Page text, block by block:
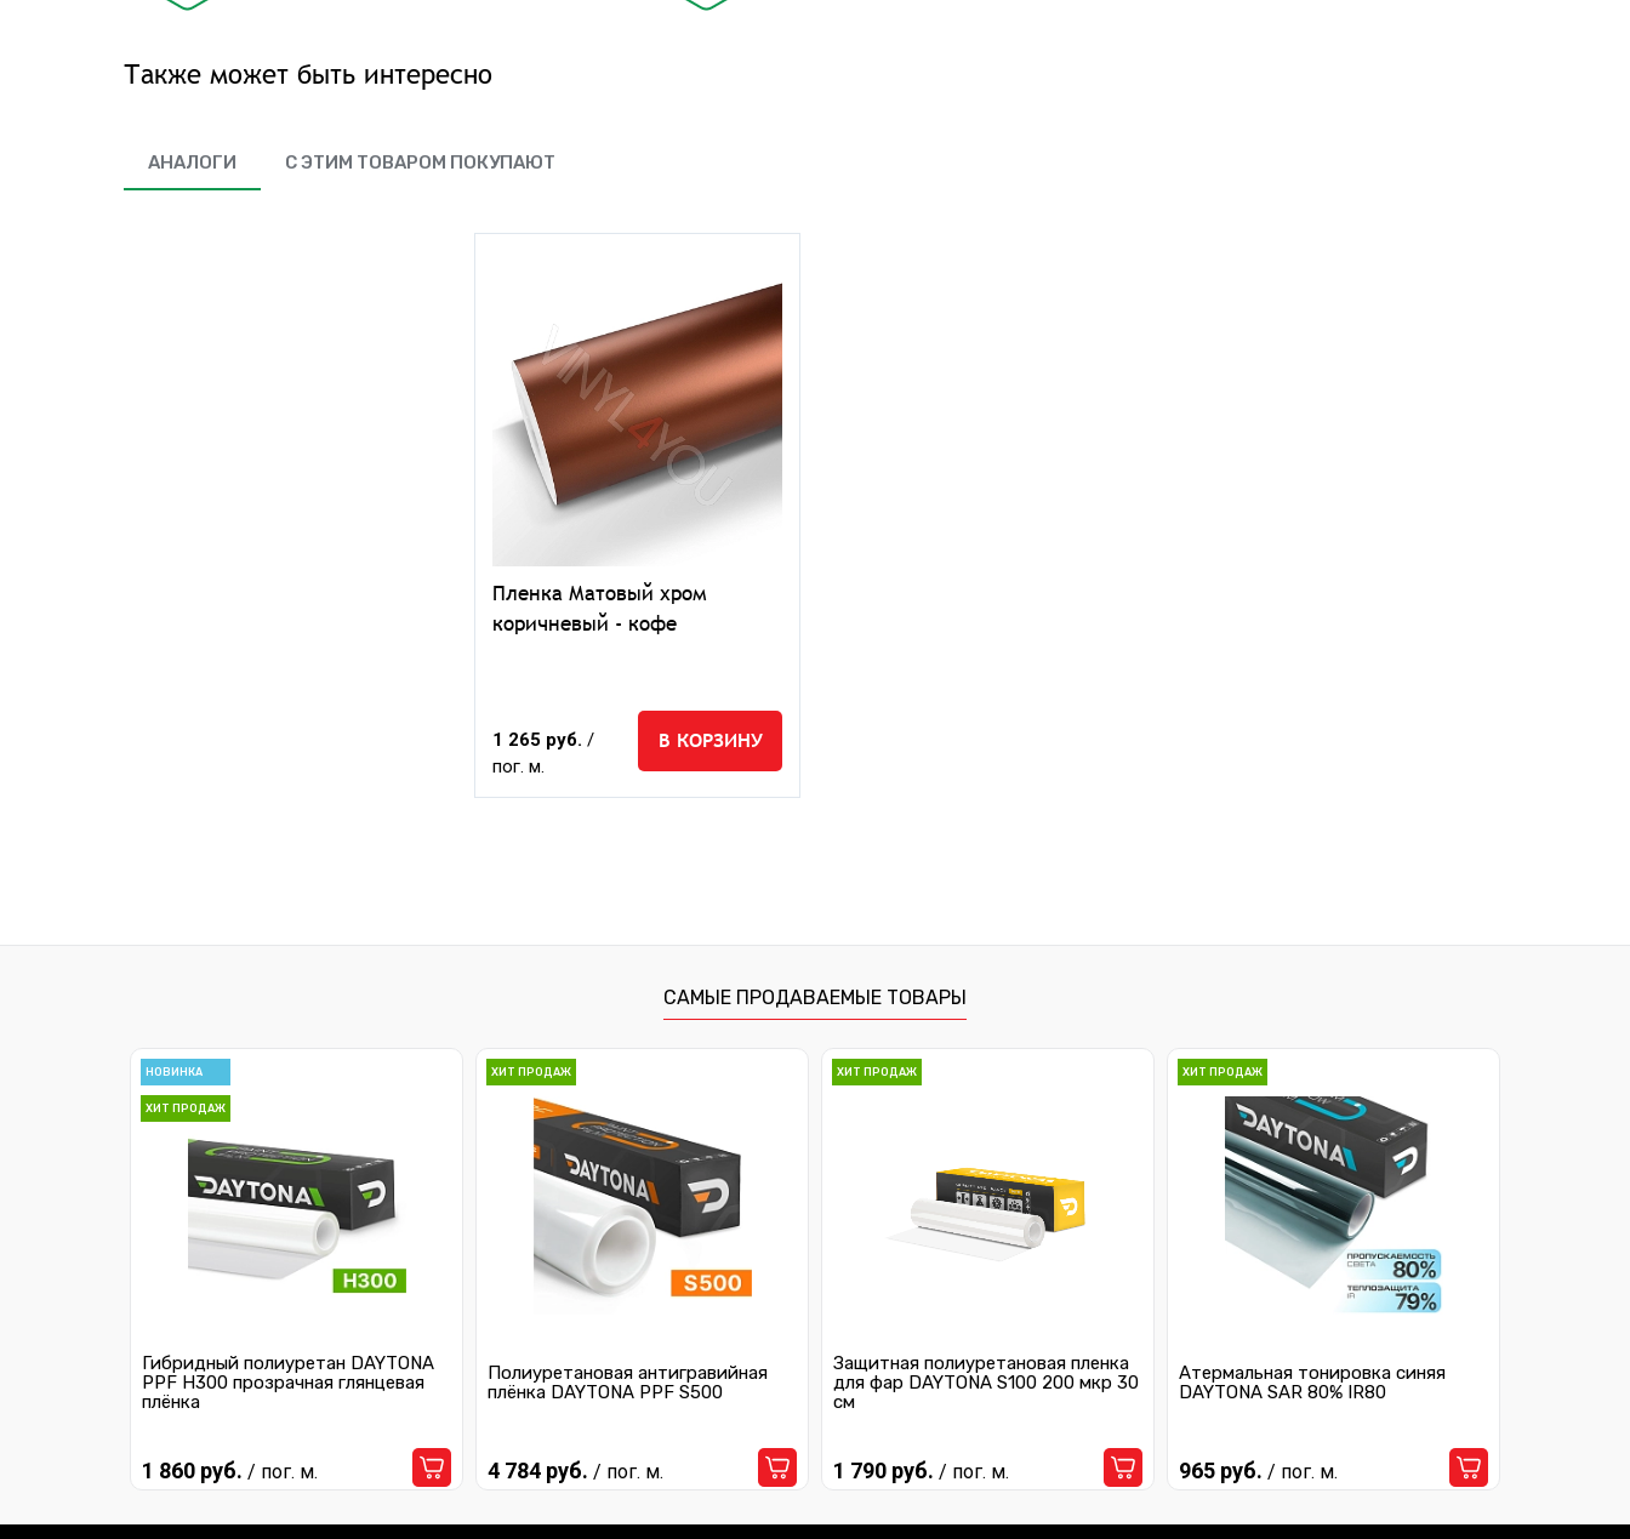
Также может быть интересно
АНАЛОГИ С ЭТИМ ТОВАРОМ ПОКУПАЮТ
Пленка Матовый хром
коричневый - кофе
1 265 руб./
пог. м.
В КОРЗИНУ
САМЫЕ ПРОДАВАЕМЫЕ ТОВАРЫ
НОВИНКА
ХИТ ПРОДАЖ
Гибридный полиуретан DAYTONA
PPF H300 прозрачная глянцевая
плёнка
1 860 руб. / пог. м.
ХИТ ПРОДАЖ
Полиуретановая антигравийная
плёнка DAYTONA PPF S500
4 784 руб. / пог. м.
ХИТ ПРОДАЖ
Защитная полиуретановая пленка
для фар DAYTONA S100 200 мкр 30
см
1 790 руб. / пог. м.
ХИТ ПРОДАЖ
Атермальная тонировка синяя
DAYTONA SAR 80% IR80
965 руб. / пог. м.